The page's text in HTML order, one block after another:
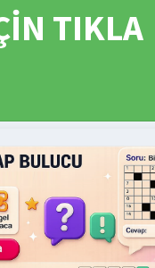
TIKLA